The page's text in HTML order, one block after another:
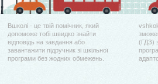
Вшколі - це твій помічник, який
допоможе тобі швидко знайти
відповідь на завдання або
завантажити підручник зі шкільної
програми без жодних обмежень.
(ГДЗ)